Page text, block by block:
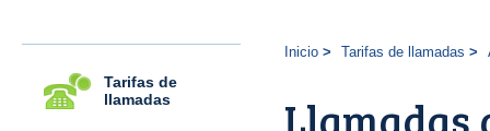
Tarifas de
llamadas
Inicio Tarifas de llamadas
Llamadas